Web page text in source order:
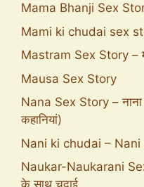
Mama Bhanji Sex
Mami ki chudai sex
Mastram Sex Story –
Mausa Sex Story
Nana Sex Story – नाना
कहानियां)
Nani ki chudai –
Naukar-Naukarani